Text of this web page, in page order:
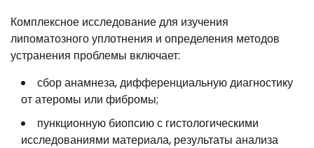
Комплексное исследование для изучения
липоматозного уплотнения и определения методов
устранения проблемы включает:
сбор анамнеза, дифференциальную диагностику
от атеромы или фибромы;
пункционную биопсию с гистологическими
исследованиями материала, результаты анализа